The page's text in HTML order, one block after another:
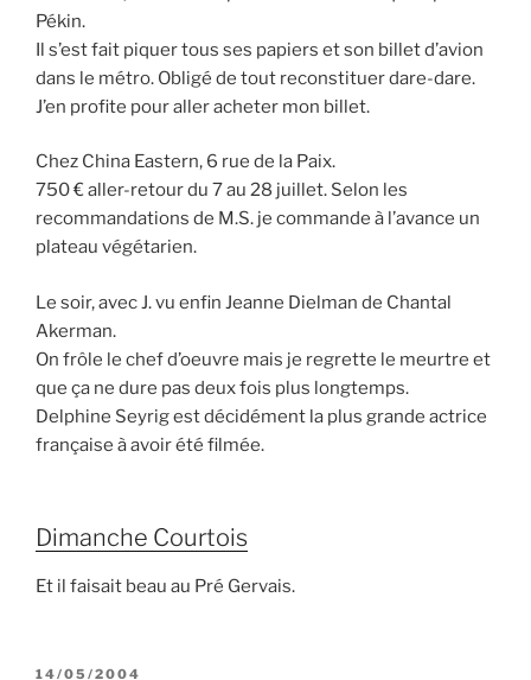
Pékin.
Il s’est fait piquer tous ses papiers et son billet d’avion
dans le métro. Obligé de tout reconstituer dare-dare.
J’en profite pour aller acheter mon billet.
Chez China Eastern, 6 rue de la Paix.
750 € aller-retour du 7 au 28 juillet. Selon les
recommandations de M.S. je commande à l’avance un
plateau végétarien.
Le soir, avec J. vu enfin Jeanne Dielman de Chantal
Akerman.
On frôle le chef d’oeuvre mais je regrette le meurtre et
que ça ne dure pas deux fois plus longtemps.
Delphine Seyrig est décidément la plus grande actrice
française à avoir été filmée.
Dimanche Courtois
Et il faisait beau au Pré Gervais.
PUBLIÉ
14/05/2004